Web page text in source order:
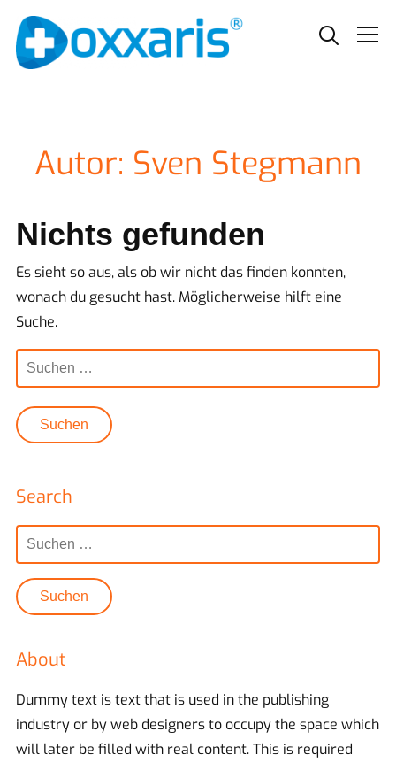
Info
Autor: Sven Stegmann
Nichts gefunden
Es sieht so aus, als ob wir nicht das finden konnten,
wonach du gesucht hast. Möglicherweise hilft eine
Suche.
Suchen
nach:
Search
Suchen
nach:
About
Dummy text is text that is used in the publishing
industry or by web designers to occupy the space which
will later be filled with real content. This is required